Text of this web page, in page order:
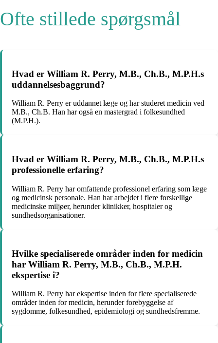
Ofte stillede spørgsmål
Hvad er William R. Perry, M.B., Ch.B., M.P.H.s
uddannelsesbaggrund?
William R. Perry er uddannet læge og har studeret medicin ved
M.B., Ch.B. Han har også en mastergrad i folkesundhed
(M.P.H.).
Hvad er William R. Perry, M.B., Ch.B., M.P.H.s
professionelle erfaring?
William R. Perry har omfattende professionel erfaring som læge
og medicinsk personale. Han har arbejdet i flere forskellige
medicinske miljøer, herunder klinikker, hospitaler og
sundhedsorganisationer.
Hvilke specialiserede områder inden for medicin
har William R. Perry, M.B., Ch.B., M.P.H.
ekspertise i?
William R. Perry har ekspertise inden for flere specialiserede
områder inden for medicin, herunder forebyggelse af
sygdomme, folkesundhed, epidemiologi og sundhedsfremme.